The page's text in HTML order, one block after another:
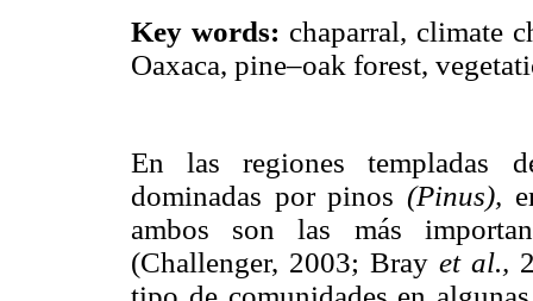
Key words: chaparral, climate
Oaxaca, pine–oak forest,
En las regiones templadas
dominadas por pinos (Pinus),
ambos son las más
(Challenger, 2003; Bray et al.,